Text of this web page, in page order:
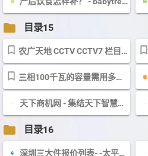
folder 目录15
农广天地 CCTV CCTV7 栏目官网 农业节目 种植技术 养殖技术 加工技术
三相100千瓦的容量需用多少平方的电线 爱问知识人
天下商机网 - 集结天下智慧，融通天下商机
folder 目录16
深圳三大件报价列表- -太平洋电脑网Pconline-[深圳三大件报价]